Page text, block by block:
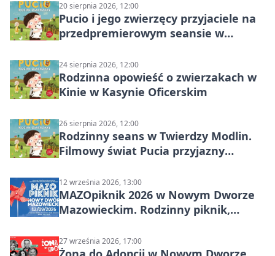
20 sierpnia 2026, 12:00
Pucio i jego zwierzęcy przyjaciele na
przedpremierowym seansie w
24 sierpnia 2026, 12:00
Rodzinna opowieść o zwierzakach w
Kinie w Kasynie Oficerskim
26 sierpnia 2026, 12:00
Rodzinny seans w Twierdzy Modlin.
Filmowy świat Pucia przyjazny
12 września 2026, 13:00
MAZOpiknik 2026 w Nowym Dworze
Mazowieckim. Rodzinny piknik,
27 września 2026, 17:00